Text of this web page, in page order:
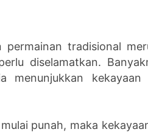
tradisional
diselamatkan.
menunjukkan
punah, maka